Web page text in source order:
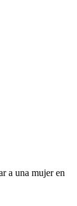
a una mujer en